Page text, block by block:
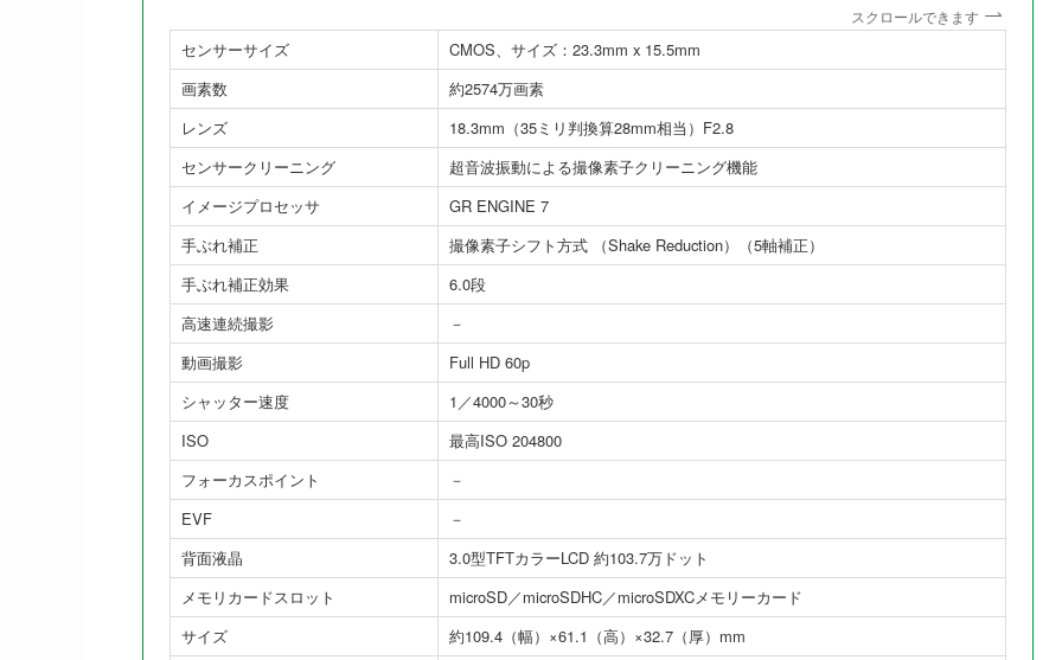
スクロールできます
センサーサイズ
CMOS、サイズ：23.3mm x 15.5mm
画素数
約2574万画素
レンズ
18.3mm（35ミリ判換算28mm相当）F2.8
センサークリーニング
超音波振動による撮像素子クリーニング機能
イメージプロセッサ
GR ENGINE 7
手ぶれ補正
撮像素子シフト方式 （Shake Reduction）（5軸補正）
手ぶれ補正効果
6.0段
高速連続撮影
－
動画撮影
Full HD 60p
シャッター速度
1／4000～30秒
ISO
最高ISO 204800
フォーカスポイント
－
EVF
－
背面液晶
3.0型TFTカラーLCD 約103.7万ドット
メモリカードスロット
microSD／microSDHC／microSDXCメモリーカード
サイズ
約109.4（幅）×61.1（高）×32.7（厚）mm